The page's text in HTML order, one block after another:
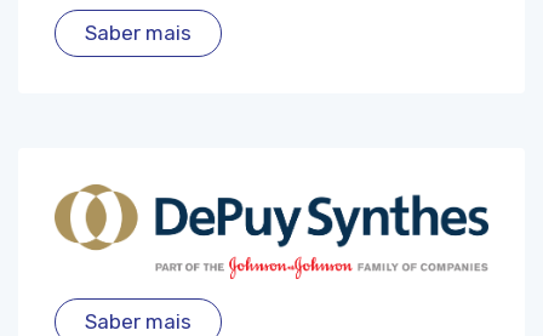
Saber mais
Saber mais